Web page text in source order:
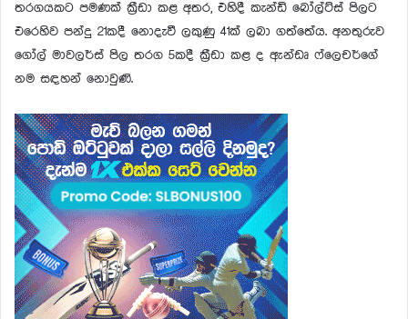
තරගයකට පමණක් ක්‍රීඩා කළ අතර, එහිදී කැන්ඩි බෝල්ට්ස් පිලට
එරෙහිව පන්දු 21කදී නොදැවී ලකුණු 41ක් ලබා ගත්තේය. අනතුරුව
ගෝල් මාවලර්ස් පිල තරග 5කදී ක්‍රීඩා කළ ද ඇන්ඩෘ ෆ්ලෙචර්ගේ
නම සඳහන් නොවුණි.